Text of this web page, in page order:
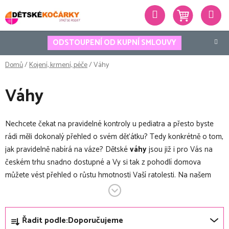
na
obsah
ODSTOUPENÍ OD KUPNÍ SMLOUVY
Hledat
Domů/Kojení, krmení, péče/Váhy
Váhy
Nechcete čekat na pravidelné kontroly u pediatra a přesto byste
rádi měli dokonalý přehled o svém děťátku? Tedy konkrétně o tom,
jak pravidelně nabírá na váze? Dětskéváhyjsou již i pro Vás na
českém trhu snadno dostupné a Vy si tak z pohodlí domova
můžete vést přehled o růstu hmotnosti Vaší ratolesti. Na našem
eshopu pro Vás máme nabídku moderních digitálních přístrojů,
které jsou přesné a spolehlivé. Dětské
hmotnosti 30kg, proto jsou praktické i v pozdějším věku dítěte.
Disponují mnoha funkcemi a pomůckami pro maminky, když je
Ř Řadit podle:Doporučujeme